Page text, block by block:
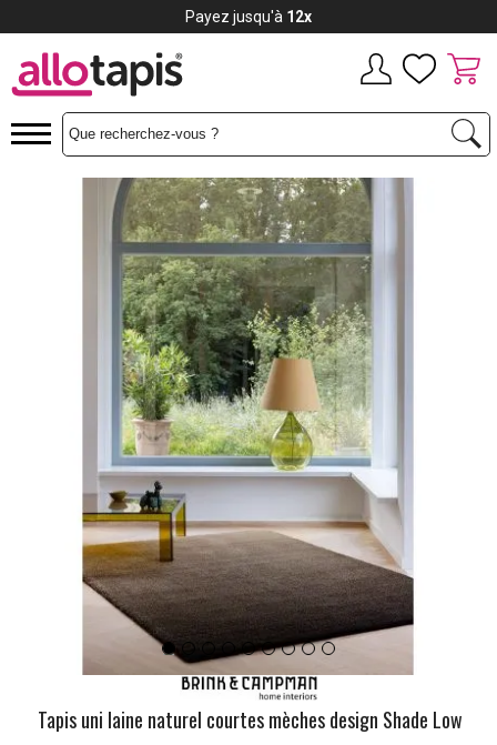
Tapis uni laine naturel courtes mèches design Shade Low
Payez jusqu'à 12x